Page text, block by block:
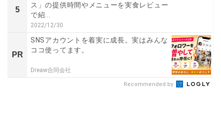
5
ス」の提供時間やメニューを実食レビュー
で紹...
2022/12/30
PR
SNSアカウントを着実に成長。実はみんな
ココ使ってます。
Dreaw合同会社
Recommended by